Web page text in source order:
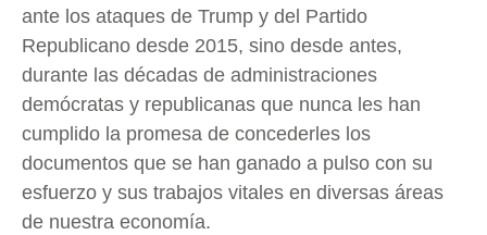
ante los ataques de Trump y del Partido
Republicano desde 2015, sino desde antes,
durante las décadas de administraciones
demócratas y republicanas que nunca les han
cumplido la promesa de concederles los
documentos que se han ganado a pulso con su
esfuerzo y sus trabajos vitales en diversas áreas
de nuestra economía.